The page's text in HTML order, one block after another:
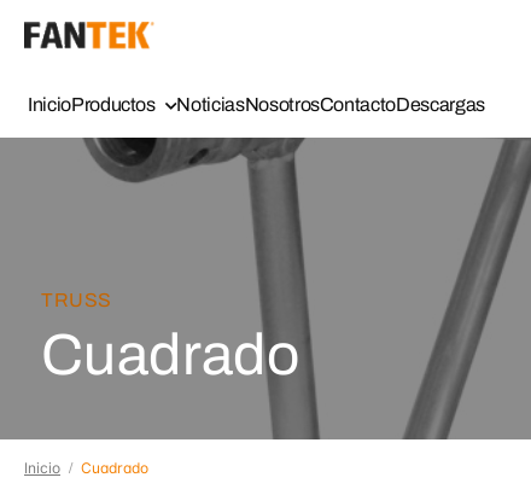
InicioProductos NoticiasNosotrosContactoDescargas
TRUSS
Cuadrado
Inicio Cuadrado